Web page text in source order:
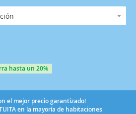
hasta un 20%
el mejor precio garantizado!
en la mayoría de habitaciones